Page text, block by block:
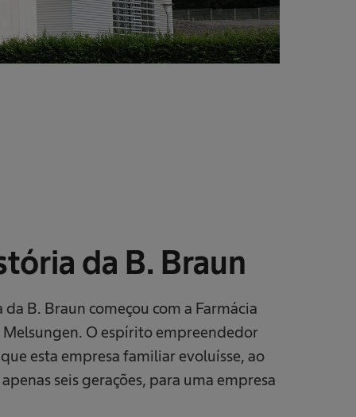
da B. Braun
da B. Braun começou com a Farmácia
Melsungen. O espírito empreendedor
esta empresa familiar evoluísse, ao
seis gerações, para uma empresa